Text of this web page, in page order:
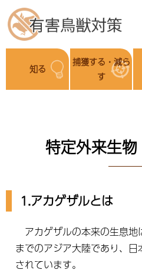
知る
捕獲する・減ら
す
特定外来生
1.アカゲザルとは
アカゲザルの本来の生息地
までのアジア大陸であり、
されています。